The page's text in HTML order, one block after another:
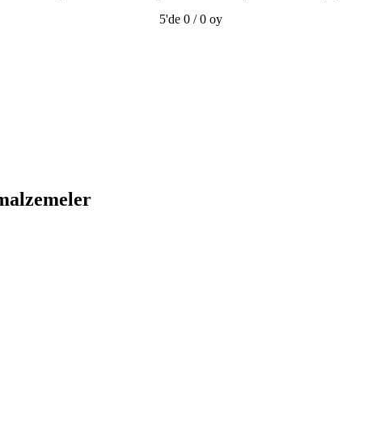
5'de 0 / 0 oy